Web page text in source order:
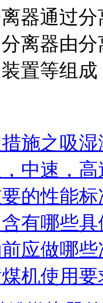
器通过
离器由
置等组成
施之吸
中速，
的性能
有哪些
应做哪
机使用